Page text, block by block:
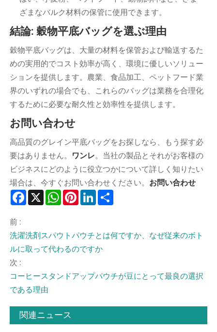
ざまなバルク材料の保管に使用できます。
結論: 穀物平底バッグを選ぶ理由
穀物平底バッグは、大量の材料を保管および輸送するた
めの実用的でコスト効率が高く、環境に優しいソリュー
ションを提供します。農業、食品加工、ペットフード業
界のいずれの場合でも、これらのバッグは業務を合理化
するために必要な耐久性と効率性を提供します。
お問い合わせ
高品質のグレイン平底バッグをお探しなら、もう探す必
要はありません。
ワンレ。当社の製品とそれがお客様の
ビジネスにどのように役立つかについて詳しく知りたい
場合は、今すぐお問い合わせください。 お問い合わせ
Facebook
X WhatsApp
Pinterest
LinkedIn
前 :
洗濯洗剤スパウトパウチとは何ですか、なぜ従来のボト
ルに取って代わるのですか
次 :
コーヒースタンドアップパウチが豆にとって最良の選択
である理由
関連ニュース